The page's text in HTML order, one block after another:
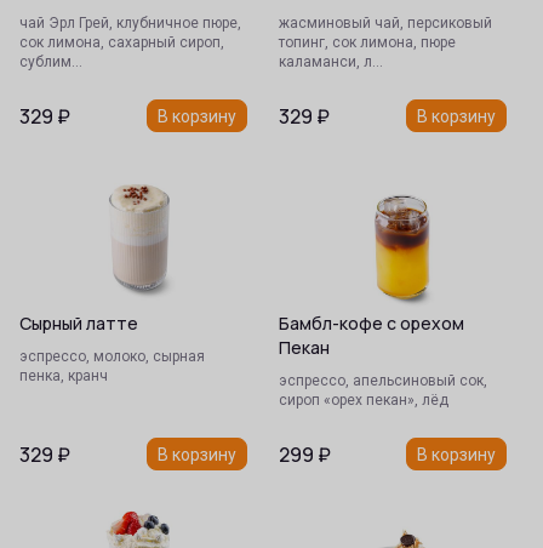
чай Эрл Грей, клубничное пюре,
сок лимона, сахарный сироп,
сублим…
329 ₽ В корзину
жасминовый чай, персиковый
топинг, сок лимона, пюре
каламанси, л…
329 ₽ В корзину
Сырный латте
эспрессо, молоко, сырная
пенка, кранч
329 ₽ В корзину
Бамбл-кофе с орехом
Пекан
эспрессо, апельсиновый сок,
сироп «орех пекан», лёд
299 ₽ В корзину